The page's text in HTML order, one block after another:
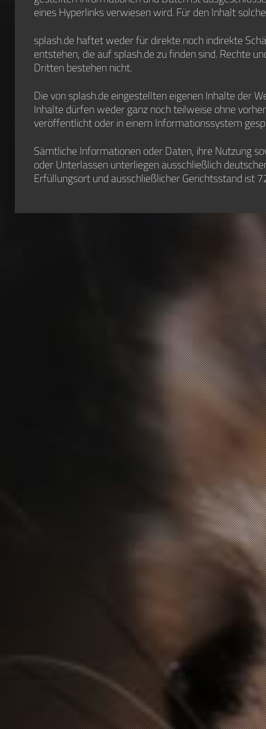
eines Hyperlinks verwiesen wird. Für den Inhalt
splash.de haftet weder für direkte noch indirekte
entstehen, die auf splash.de zu finden sind. Rechte
Dritten bestehen nicht.
Die von splash.de eingestellten eigenen Inhalte der
Inhalte dürfen weder ganz noch teilweise ohne
veröffentlicht oder in einem Informationssystem
Sämtliche Informationen oder Daten, ihre Nutzung
oder Unterlassen unterliegen ausschließlich
Erfüllungsort und ausschließlicher Gerichtsstand ist